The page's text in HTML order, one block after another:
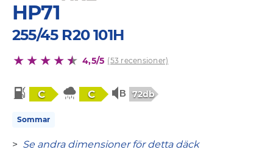
HP71
255/45 R20 101H
4,5/5 (53 recensioner)
C C 72db
Sommar
> Se andra dimensioner för detta däck